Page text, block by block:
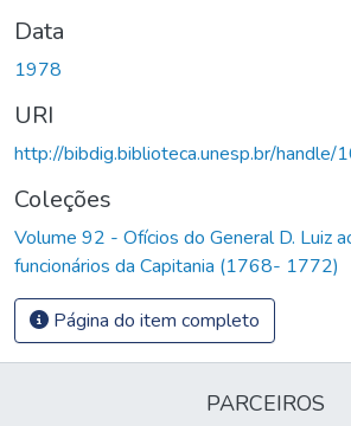
Data
1978
URI
http://bibdig.biblioteca.unesp.br/
Coleções
Volume 92 - Ofícios do General D. Luiz
funcionários da Capitania (1768- 1772)
Página do item completo
PARCEIROS